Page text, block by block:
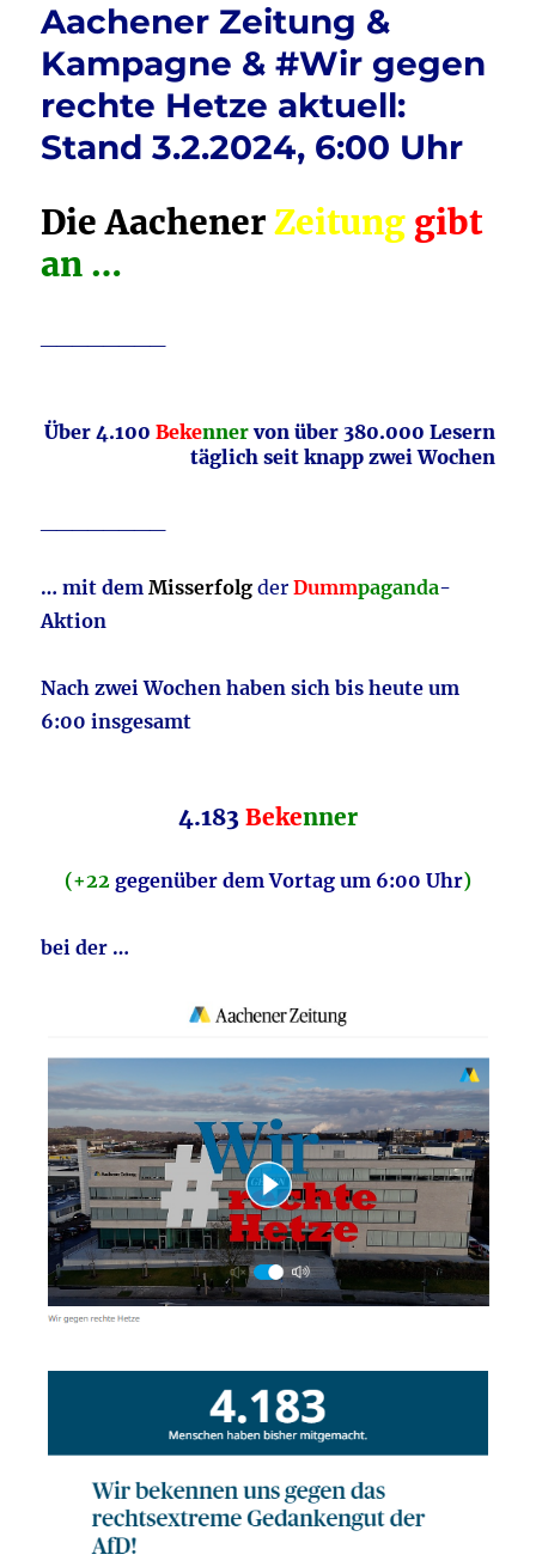
o
k
INSA
AfD
&
Grüne
aktuell:
…
Aachener Zeitung &
Kampagne & #Wir gegen
rechte Hetze aktuell:
Stand 3.2.2024, 6:00 Uhr
Die AachenerZeitung gibt
an …
Über 4.100 Bekennervon über 380.000 Lesern
täglich seit knapp zwei Wochen
… mit dem Misserfolg derDummpaganda-
Aktion
Nach zwei Wochen haben sich bis heute um
6:00 insgesamt
4.183 Bekenner
(+22 gegenüber dem Vortag um 6:00 Uhr)
bei der …